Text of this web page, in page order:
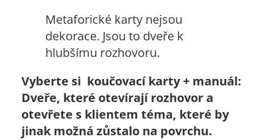
Metaforické karty nejsou
dekorace. Jsou to dveře k
hlubšímu rozhovoru.
Vyberte si koučovací karty + manuál:
Dveře, které otevírají rozhovor a
otevřete s klientem téma, které by
jinak možná zůstalo na povrchu.